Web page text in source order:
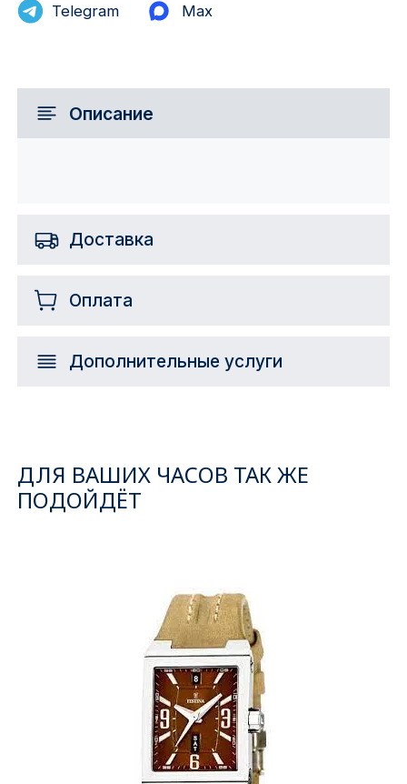
Telegram
Max
Описание
Доставка
Оплата
Дополнительные услуги
ДЛЯ ВАШИХ ЧАСОВ ТАК ЖЕ
ПОДОЙДЁТ